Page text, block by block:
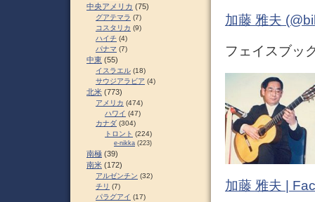
加藤 雅夫
フェイスブッ
加藤 雅夫 |
中央アメリカ (75)
グアテマラ (7)
コスタリカ (9)
ハイチ (4)
パナマ (7)
中東 (55)
イスラエル (18)
サウジアラビア (4)
北米 (773)
アメリカ (474)
ハワイ (47)
カナダ (304)
トロント (224)
e-nikka (223)
南極 (39)
南米 (172)
アルゼンチン (32)
チリ (7)
パラグアイ (17)